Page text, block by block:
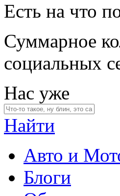
Есть на что
Суммарное
социальных
Нас уже
Найти
Авто и
Блоги